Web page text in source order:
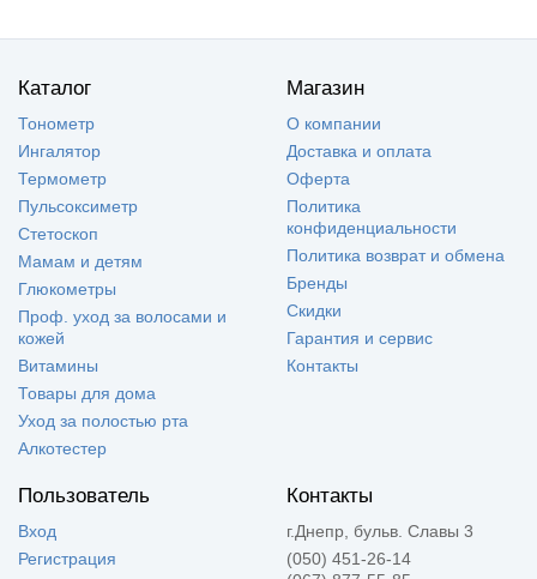
Каталог
Тонометр
Ингалятор
Термометр
Пульсоксиметр
Стетоскоп
Мамам и детям
Глюкометры
Проф. уход за волосами и
кожей
Витамины
Товары для дома
Уход за полостью рта
Алкотестер
Магазин
О компании
Доставка и оплата
Оферта
Политика
конфиденциальности
Политика возврат и обмена
Бренды
Скидки
Гарантия и сервис
Контакты
Пользователь
Вход
Регистрация
Контакты
г.Днепр, бульв. Славы 3
(050) 451-26-14